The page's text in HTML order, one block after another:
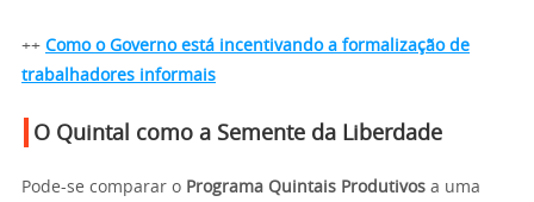
++ Como o Governo está incentivando a formalização de
trabalhadores informais
O Quintal como a Semente da Liberdade
Pode-se comparar o Programa Quintais Produtivos a uma